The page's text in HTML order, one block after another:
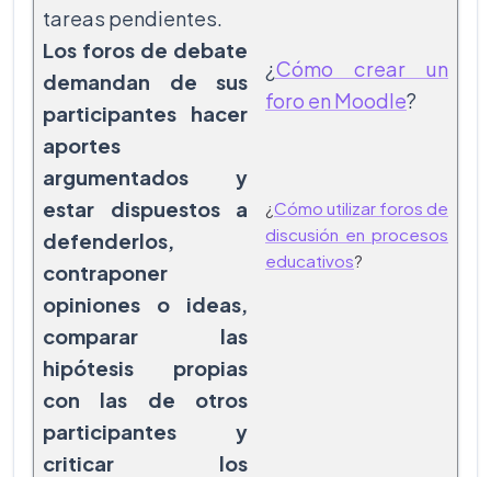
tareas pendientes.
Los foros de debate
demandan de sus
participantes hacer
aportes
argumentados y
estar dispuestos a
defenderlos,
contraponer
opiniones o ideas,
comparar las
hipótesis propias
con las de otros
participantes y
criticar los
¿Cómo crear un
foro en Moodle?
¿Cómo utilizar foros de
discusión en procesos
educativos?